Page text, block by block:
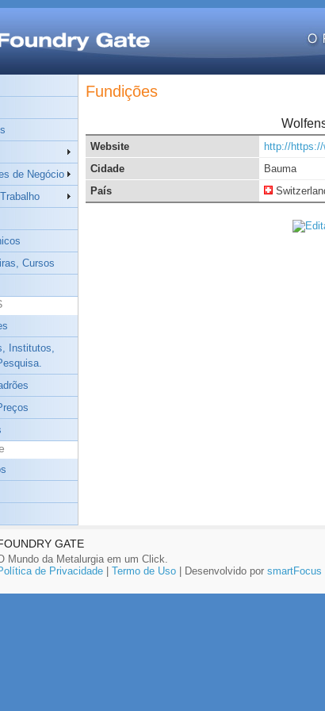
de Negócio
Cursos
Institutos,
Fundições
Website
http://https://
Cidade
Bauma
País
GATE
Mundo da Metalurgia em um Click.
de Privacidade| Termo de Uso| Desenvolvido por smartFocus